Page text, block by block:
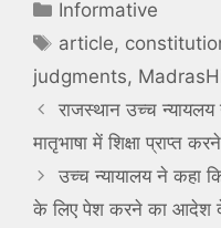
Categories
Informative
Tags
article,
judgments,
राजस्थान उच्च न्यायलय
मातृभाषा में शिक्षा प्राप्त
उच्च न्यायालय ने कहा
के लिए पेश करने का आदेश दे